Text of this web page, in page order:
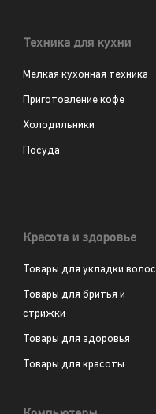
Техника для кухни
Мелкая кухонная техника
Приготовление кофе
Холодильники
Посуда
Красота и здоровье
Товары для укладки волос
Товары для бритья и
стрижки
Товары для здоровья
Товары для красоты